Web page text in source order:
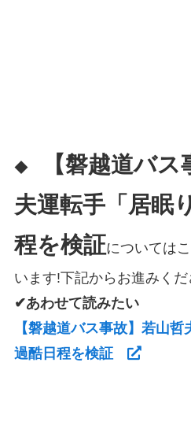
◆
【磐越道バ
夫運転手「居眠
程を検証については
います!下記からお進みくだ
✔あわせて読みたい
【磐越道バス事故】若山
過酷日程を検証